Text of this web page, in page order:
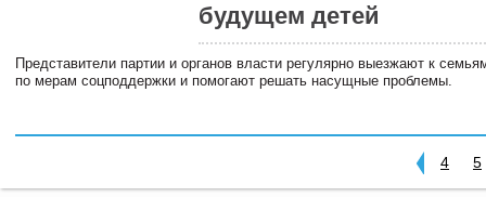
будущем детей
Представители партии и органов власти регулярно выезжают к
по мерам соцподдержки и помогают решать насущные проблемы.
4 5